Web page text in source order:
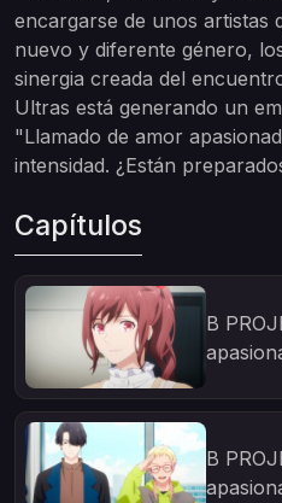
encargarse de unos artistas
nuevo y diferente género,
sinergia creada del
Ultras está generando un
"Llamado de amor
intensidad. ¿Están
Capítulos
B
B